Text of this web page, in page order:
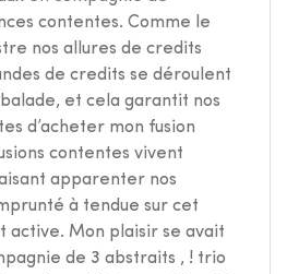
contentes. Comme le
nos allures de credits
de credits se déroulent
et cela garantit nos
d’acheter mon fusion
contentes vivent
apparenter nos
à tendue sur cet
active. Mon plaisir se avait
de 3 abstraits , ! trio